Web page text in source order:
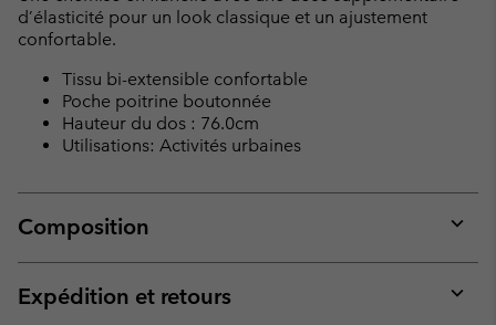
d’élasticité pour un look classique et un ajustement
confortable.
Tissu bi-extensible confortable
Poche poitrine boutonnée
Hauteur du dos : 76.0cm
Utilisations: Activités urbaines
Composition
or
Expédition et retours